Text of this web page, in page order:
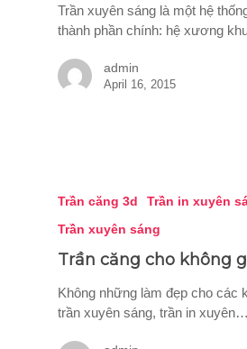
Trần xuyên sáng là một hệ
thành phần chính: hệ xương
admin
April 16, 2015
Trần căng 3d Trần in xuyên
Trần xuyên sáng
Trần căng cho không
Không những làm đẹp cho các
trần xuyên sáng, trần in xuyên…